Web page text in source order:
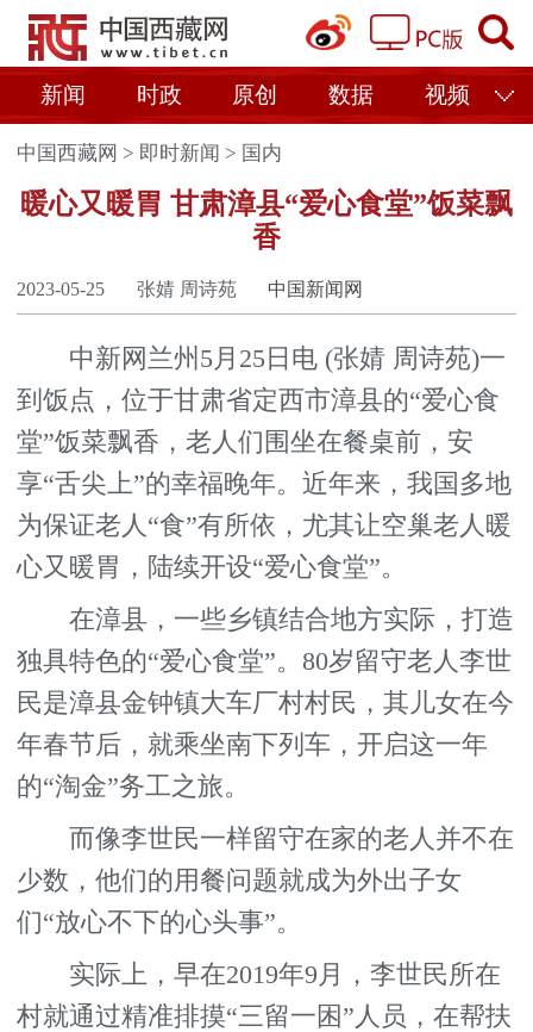
新闻 时政 原创 数据 视频
中国西藏网 > 即时新闻 > 国内
暖心又暖胃 甘肃漳县“爱心食堂”饭菜飘
香
2023-05-25 张婧 周诗苑 中国新闻网
中新网兰州5月25日电 (张婧 周诗苑)一
到饭点，位于甘肃省定西市漳县的“爱心食
堂”饭菜飘香，老人们围坐在餐桌前，安
享“舌尖上”的幸福晚年。近年来，我国多地
为保证老人“食”有所依，尤其让空巢老人暖
心又暖胃，陆续开设“爱心食堂”。
在漳县，一些乡镇结合地方实际，打造
独具特色的“爱心食堂”。80岁留守老人李世
民是漳县金钟镇大车厂村村民，其儿女在今
年春节后，就乘坐南下列车，开启这一年
的“淘金”务工之旅。
而像李世民一样留守在家的老人并不在
少数，他们的用餐问题就成为外出子女
们“放心不下的心头事”。
实际上，早在2019年9月，李世民所在
村就通过精准排摸“三留一困”人员，在帮扶